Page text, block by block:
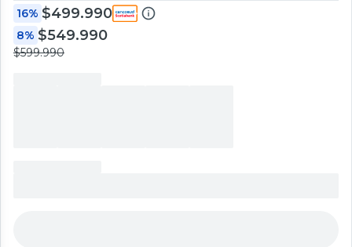
16% $499.990
8% $549.990
$599.990